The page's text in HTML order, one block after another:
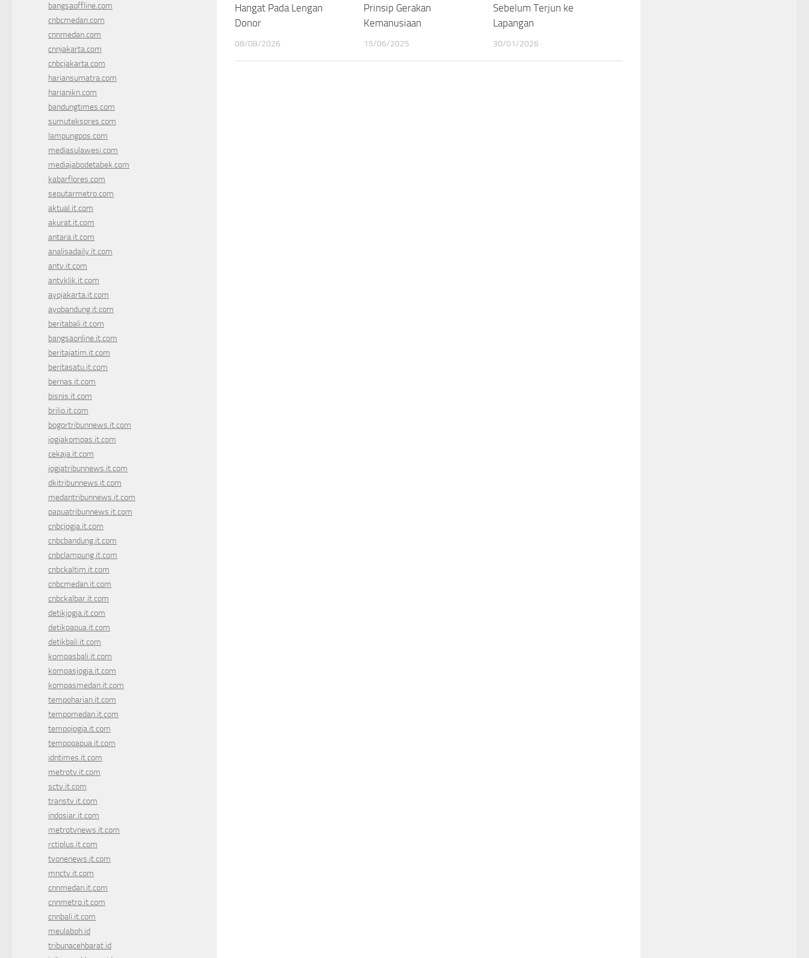
Hangat Pada Lengan
Donor
08/08/2026
Prinsip Gerakan
Kemanusiaan
15/06/2025
Sebelum Terjun ke
Lapangan
30/01/2026
bangsaoffline.com
cnbcmedan.com
cnnmedan.com
cnnjakarta.com
cnbcjakarta.com
hariansumatra.com
harianikn.com
bandungtimes.com
sumutekspres.com
lampungpos.com
mediasulawesi.com
mediajabodetabek.com
kabarflores.com
seputarmetro.com
aktual.it.com
akurat.it.com
antara.it.com
analisadaily.it.com
antv.it.com
antvklik.it.com
ayojakarta.it.com
ayobandung.it.com
beritabali.it.com
bangsaonline.it.com
beritajatim.it.com
beritasatu.it.com
bernas.it.com
bisnis.it.com
brilio.it.com
bogortribunnews.it.com
jogjakompas.it.com
cekaja.it.com
jogjatribunnews.it.com
dkitribunnews.it.com
medantribunnews.it.com
papuatribunnews.it.com
cnbcjogja.it.com
cnbcbandung.it.com
cnbclampung.it.com
cnbckaltim.it.com
cnbcmedan.it.com
cnbckalbar.it.com
detikjogja.it.com
detikpapua.it.com
detikbali.it.com
kompasbali.it.com
kompasjogja.it.com
kompasmedan.it.com
tempoharian.it.com
tempomedan.it.com
tempojogja.it.com
tempopapua.it.com
idntimes.it.com
metrotv.it.com
sctv.it.com
transtv.it.com
indosiar.it.com
metrotvnews.it.com
rctiplus.it.com
tvonenews.it.com
mnctv.it.com
cnnmedan.it.com
cnnmetro.it.com
cnnbali.it.com
meulaboh.id
tribunacehbarat.id